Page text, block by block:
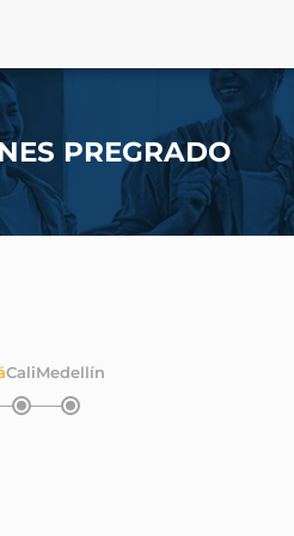
PREGRADO
CaliMedellín